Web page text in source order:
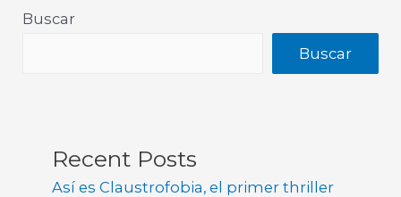
Buscar
Buscar
Recent Posts
Así es Claustrofobia, el primer thriller